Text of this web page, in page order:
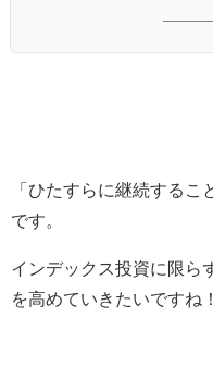
「ひたすらに継続する
です。
インデックス投資に限ら
を高めていきたいですね！